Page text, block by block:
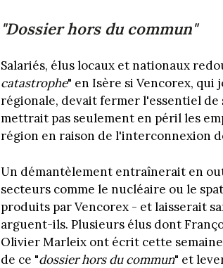
"Dossier hors du commun"
Salariés, élus locaux et nationaux
catastrophe" en Isère si Vencorex,
régionale, devait fermer l'essentiel
mettrait pas seulement en péril les
région en raison de l'interconnexion
Un démantèlement entraînerait en
secteurs comme le nucléaire ou le
produits par Vencorex - et laisserait
arguent-ils. Plusieurs élus dont
Olivier Marleix ont écrit cette
de ce "dossier hors du commun" et